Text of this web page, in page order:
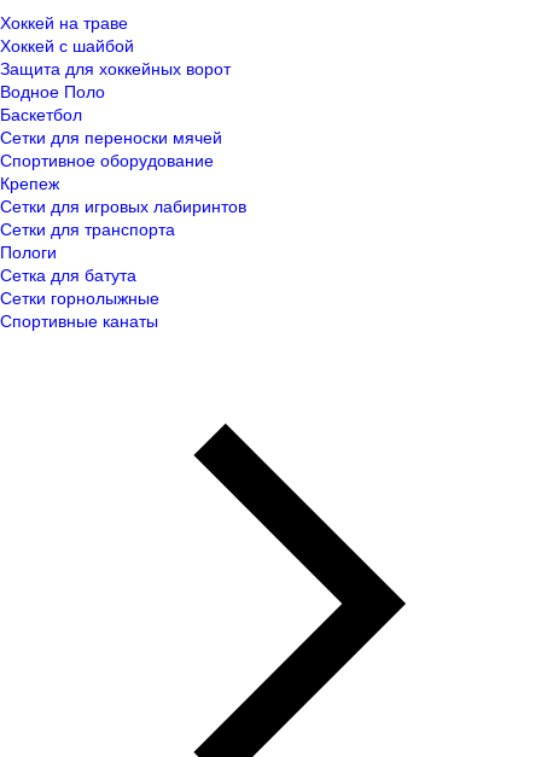
Хоккей на траве
Хоккей с шайбой
Защита для хоккейных ворот
Водное Поло
Баскетбол
Сетки для переноски мячей
Спортивное оборудование
Крепеж
Сетки для игровых лабиринтов
Сетки для транспорта
Пологи
Сетка для батута
Сетки горнолыжные
Спортивные канаты